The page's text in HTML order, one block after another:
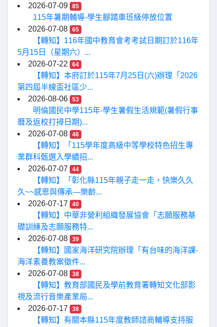
2026-07-09
85
115年暑期輔導-學生腳踏車班級停放位置
2026-07-08
65
【轉知】116年國中教育會考考試日期訂於116年
5月15日（星期六）...
2026-07-22
64
【轉知】本府訂於115年7月25日(六)辦理「2026
第四屆半線盃社區少...
2026-08-06
53
明倫國民中學115年-學生暑假生活規範(暑假行事
曆及返校打掃日期)...
2026-07-08
46
【轉知】「115學年度高級中等學校特色招生專
業群科甄選入學續招...
2026-07-07
44
【轉知】「彰化縣115年親子走一走，快樂久久
久~~感恩與傳承—樂齡...
2026-07-17
40
【轉知】中華非營利組織發展協會「志願服務基
礎訓練及志願服務特...
2026-07-08
39
【轉知】國家海洋研究院辦理「有台味的海洋課-
海洋素養教案徵件...
2026-07-08
38
【轉知】教育部國民及學前教育署轉知文化部影
視及流行音樂產業局...
2026-07-17
38
【轉知】有關本縣115年度教師諮商輔導支持服